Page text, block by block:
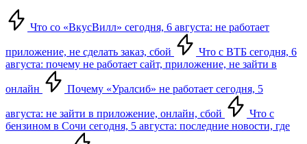
Что со «ВкусВилл» сегодня, 6 августа: не работает
приложение, не сделать заказ, сбой
Что с ВТБ сегодня, 6
августа: почему не работает сайт, приложение, не зайти в
онлайн Почему «Уралсиб» не работает сегодня, 5
августа: не зайти в приложение, онлайн, сбой
Что с
бензином в Сочи сегодня, 5 августа: последние новости, где